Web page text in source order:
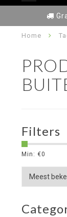
Home
Filters
Min: €0